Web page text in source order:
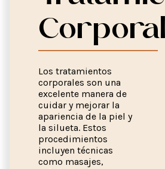
bienestar.
Los tratamientos
corporales son una
excelente manera de
cuidar y mejorar la
apariencia de la piel y
la silueta. Estos
procedimientos
incluyen técnicas
como masajes,